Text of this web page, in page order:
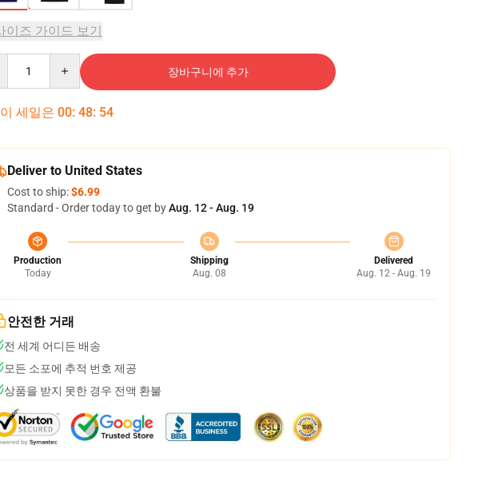
이즈 가이드 보기
장바구니에 추가
이 세일은 00: 48: 53
Deliver to United States
Cost to ship:$6.99
Standard - Order today to get byAug. 12 - Aug. 19
Production
Today
Shipping
Aug. 08
Delivered
Aug. 12 - Aug. 19
안전한 거래
전 세계 어디든 배송
모든 소포에 추적 번호 제공
상품을 받지 못한 경우 전액 환불